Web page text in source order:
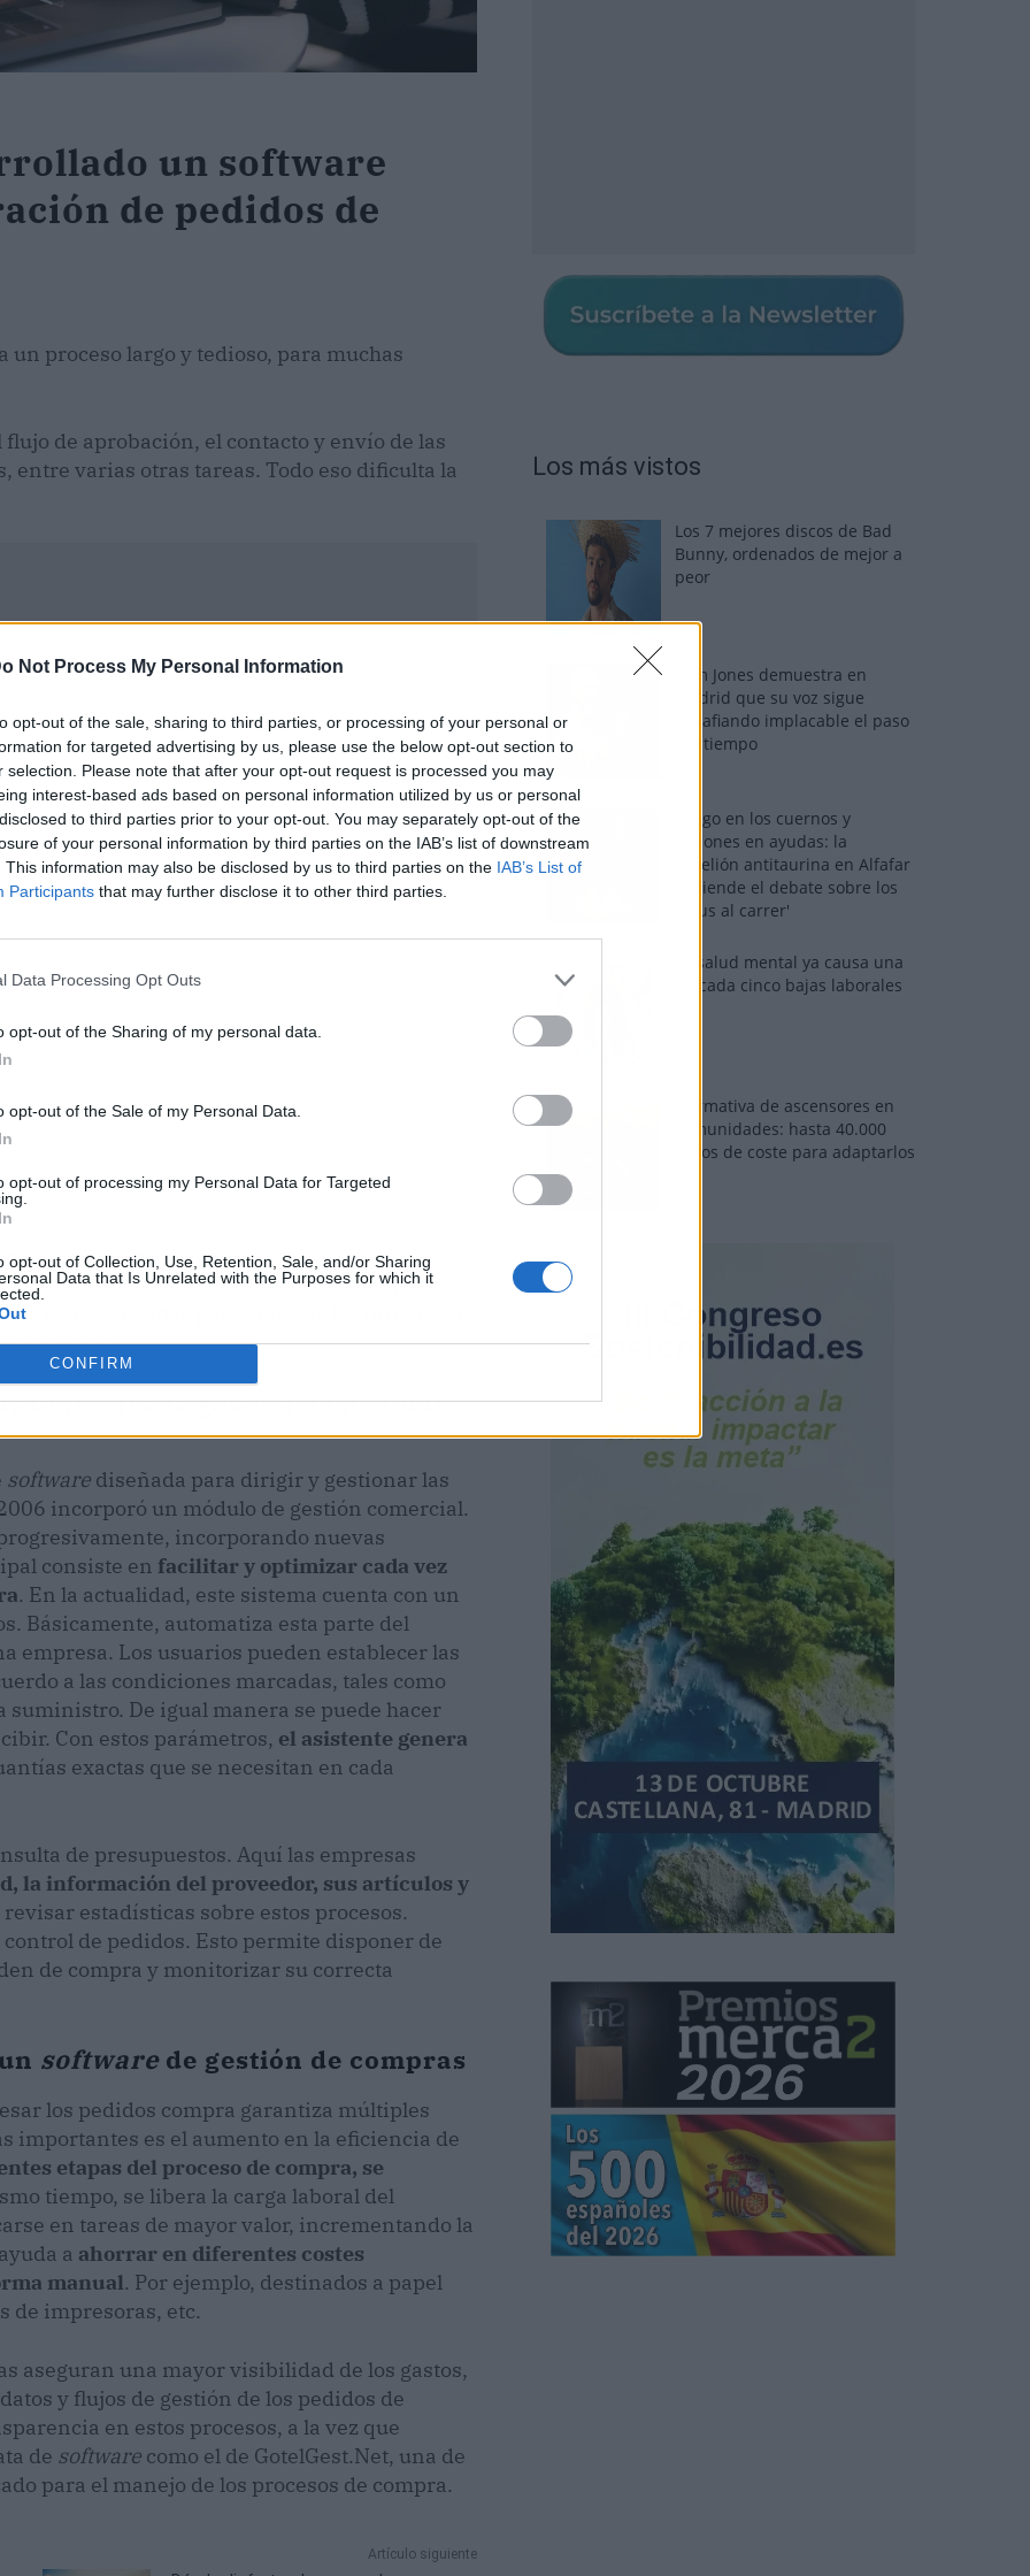
Not Process My Personal Information
opt-out of the sale, sharing to third parties, or processing of your personal or
for targeted advertising by us, please use the below opt-out section to
selection. Please note that after your opt-out request is processed you may
interest-based ads based on personal information utilized by us or personal
to third parties prior to your opt-out. You may separately opt-out of the
of your personal information by third parties on the IAB’s list of downstream
This information may also be disclosed by us to third parties on the IAB’s List of
Participants that may further disclose it to other third parties.
Data Processing Opt Outs
opt-out of the Sharing of my personal data.
opt-out of the Sale of my Personal Data.
opt-out of processing my Personal Data for Targeted
opt-out of Collection, Use, Retention, Sale, and/or Sharing
Data that Is Unrelated with the Purposes for which it
CONFIRM
un software
de pedidos de
un proceso largo y tedioso, para muchas
de aprobación, el contacto y envío de las
entre varias otras tareas. Todo eso dificulta la
solución eficaz para optimizar estos
softwareasistente que facilita la gestión de
especializadas para generar las órdenes de
ejecución.
para la gestión de pedidos
software diseñada para dirigir y gestionar las
incorporó un módulo de gestión comercial.
incorporando nuevas
consiste en facilitar y optimizar cada vez
. En la actualidad, este sistema cuenta con un
Básicamente, automatiza esta parte del
empresa. Los usuarios pueden establecer las
a las condiciones marcadas, tales como
De igual manera se puede hacer
Con estos parámetros, el asistente genera
exactas que se necesitan en cada
de presupuestos. Aquí las empresas
la información del proveedor, sus artículos y
estadísticas sobre estos procesos.
de pedidos. Esto permite disponer de
de compra y monitorizar su correcta
softwarede gestión de compras
los pedidos compra garantiza múltiples
importantes es el aumento en la eficiencia de
etapas del proceso de compra, se
tiempo, se libera la carga laboral del
en tareas de mayor valor, incrementando la
a ahorrar en diferentes costes
manual. Por ejemplo, destinados a papel
de impresoras, etc.
aseguran una mayor visibilidad de los gastos,
y flujos de gestión de los pedidos de
en estos procesos, a la vez que
de software como el de GotelGest.Net, una de
para el manejo de los procesos de compra.
Artículo siguiente
Los más vistos
Los 7 mejores discos de Bad
Bunny, ordenados de mejor a
peor
Tom Jones demuestra en
Madrid que su voz sigue
desafiando implacable el paso
del tiempo
Fuego en los cuernos y
millones en ayudas: la
rebelión antitaurina en Alfafar
enciende el debate sobre los
'bous al carrer'
La salud mental ya causa una
de cada cinco bajas laborales
Normativa de ascensores en
comunidades: hasta 40.000
euros de coste para adaptarlos